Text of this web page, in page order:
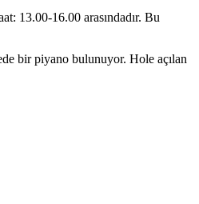
13.00-16.00 arasındadır. Bu
bir piyano bulunuyor. Hole açılan